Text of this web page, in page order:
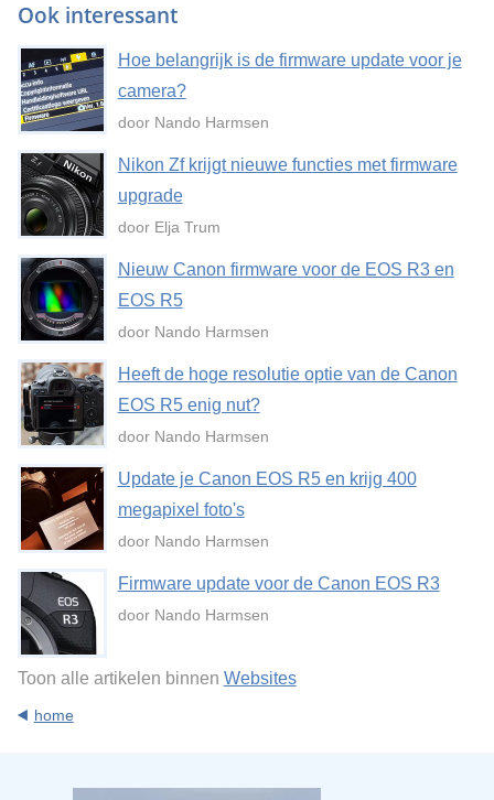
Ook interessant
Hoe belangrijk is de firmware update voor je
camera?
door Nando Harmsen
Nikon Zf krijgt nieuwe functies met firmware
upgrade
door Elja Trum
Nieuw Canon firmware voor de EOS R3 en
EOS R5
door Nando Harmsen
Heeft de hoge resolutie optie van de Canon
EOS R5 enig nut?
door Nando Harmsen
Update je Canon EOS R5 en krijg 400
megapixel foto's
door Nando Harmsen
Firmware update voor de Canon EOS R3
door Nando Harmsen
Toon alle artikelen binnen Websites
home